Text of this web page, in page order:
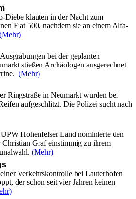
Diebe klauten in der Nacht zum
Fiat 500, nachdem sie an einem Alfa-
(Mehr)
bei der geplanten
stießen Archäologen ausgerechnet
(Mehr)
Ringstraße in Neumarkt wurden bei
aufgeschlitzt. Die Polizei sucht nach
Hohenfelser Land nominierte den
Christian Graf einstimmig zu ihrem
(Mehr)
Verkehrskontrolle bei Lauterhofen
der schon seit vier Jahren keinen